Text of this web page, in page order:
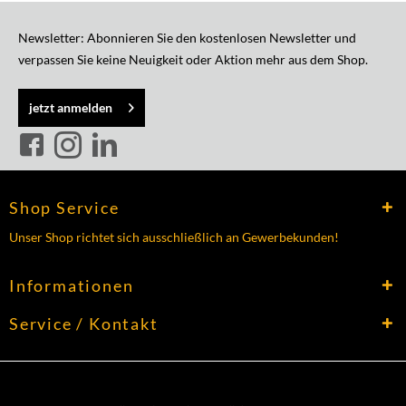
Newsletter: Abonnieren Sie den kostenlosen Newsletter und
verpassen Sie keine Neuigkeit oder Aktion mehr aus dem Shop.
jetzt anmelden
Shop Service
Unser Shop richtet sich ausschließlich an Gewerbekunden!
Informationen
Service / Kontakt